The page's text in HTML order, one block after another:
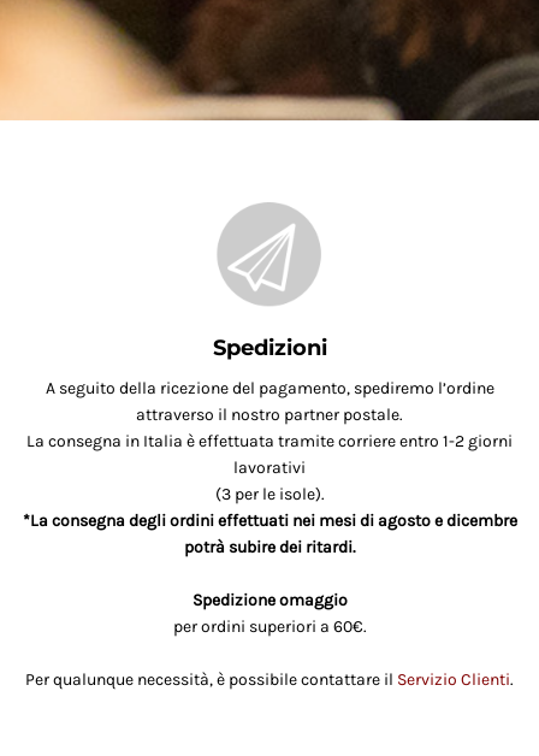
Spedizioni
A seguito della ricezione del pagamento, spediremo l’ordine
attraverso il nostro partner postale.
La consegna in Italia è effettuata tramite corriere entro 1-2 giorni
lavorativi
(3 per le isole).
*La consegna degli ordini effettuati nei mesi di agosto e dicembre
potrà subire dei ritardi.
Spedizione omaggio
per ordini superiori a 60€.
Per qualunque necessità, è possibile contattare il Servizio Clienti.